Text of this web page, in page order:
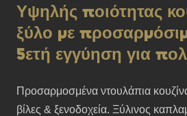
Υψηλής ποιότητας
ξύλο με
5ετή εγγύηση για
Προσαρμοσμένα ντουλάπια
βίλες & ξενοδοχεία. Ξύλινος